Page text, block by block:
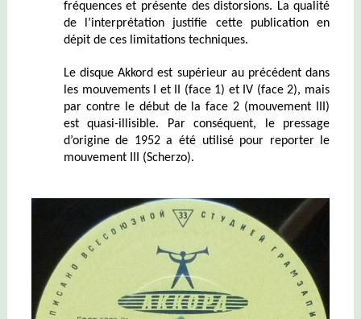
fréquences et présente des distorsions. La qualité
de l’interprétation justifie cette publication en
dépit de ces limitations techniques.
Le disque Akkord est supérieur au précédent dans
les mouvements I et II (face 1) et IV (face 2), mais
par contre le début de la face 2 (mouvement III)
est quasi-illisible. Par conséquent, le pressage
d’origine de 1952 a été utilisé pour reporter le
mouvement III (Scherzo).